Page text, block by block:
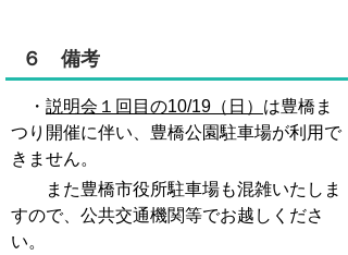
６ 備考
・ 説明会１回目の10/19（日） は豊橋ま
つり開催に伴い、豊橋公園駐車場が利用で
きません。
また豊橋市役所駐車場も混雑いたしま
すので、公共交通機関等でお越しくださ
い。